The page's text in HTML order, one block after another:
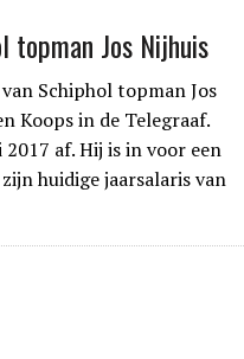
topman Jos Nijhuis
Schiphol topman Jos
Koops in de Telegraaf.
af. Hij is in voor een
huidige jaarsalaris van